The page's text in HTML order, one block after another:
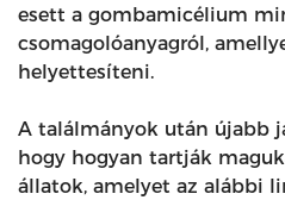
esett a gombamicélium
csomagolóanyagról,
helyettesíteni.
A találmányok után újabb
hogy hogyan tartják
állatok, amelyet az alábbi